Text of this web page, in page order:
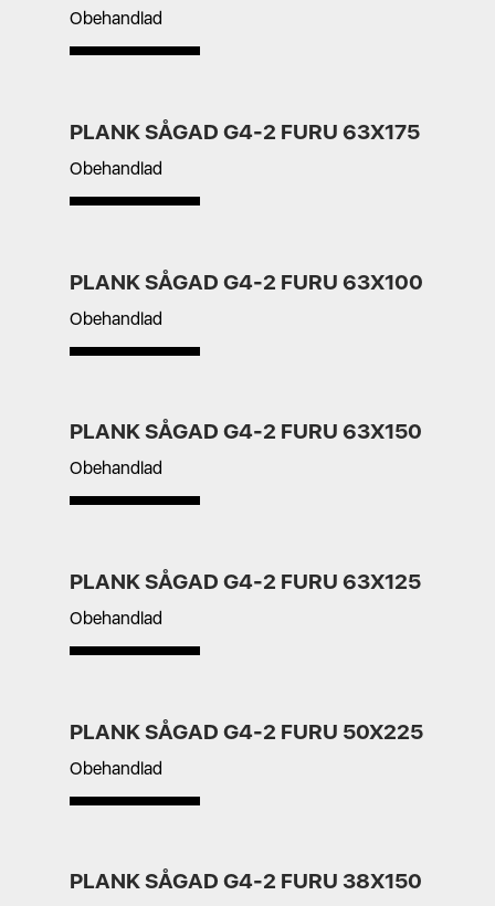
Obehandlad
PLANK SÅGAD G4-2 FURU 63X175
Obehandlad
PLANK SÅGAD G4-2 FURU 63X100
Obehandlad
PLANK SÅGAD G4-2 FURU 63X150
Obehandlad
PLANK SÅGAD G4-2 FURU 63X125
Obehandlad
PLANK SÅGAD G4-2 FURU 50X225
Obehandlad
PLANK SÅGAD G4-2 FURU 38X150